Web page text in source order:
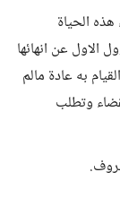
الحياة
الاول عن انهائها
به عادة مالم
وتطلب